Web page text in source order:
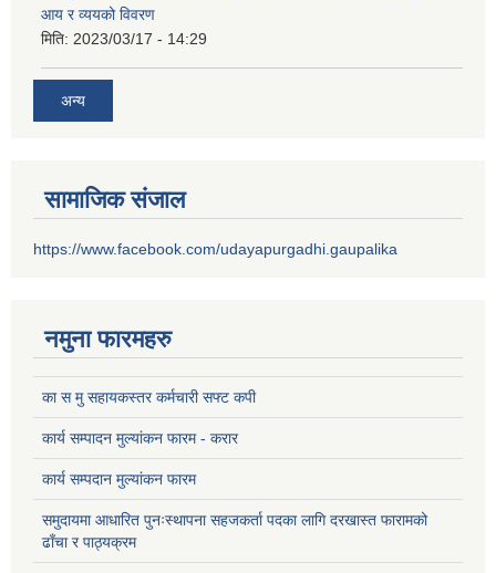
आय र व्ययको विवरण
मिति: 2023/03/17 - 14:29
अन्य
सामाजिक संजाल
https://www.facebook.com/udayapurgadhi.gaupalika
नमुना फारमहरु
का स मु सहायकस्तर कर्मचारी सफ्ट कपी
कार्य सम्पादन मुल्यांकन फारम - करार
कार्य सम्पदान मुल्यांकन फारम
समुदायमा आधारित पुनःस्थापना सहजकर्ता पदका लागि दरखास्त फारामको
ढाँचा र पाठ्यक्रम